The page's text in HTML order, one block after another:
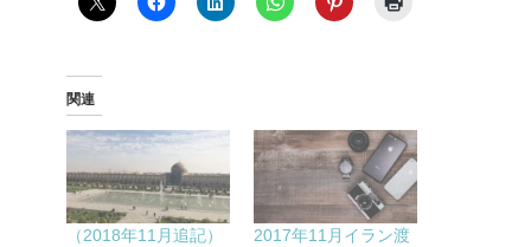
関連
（2018年11月追記）
2017年11月イラン渡